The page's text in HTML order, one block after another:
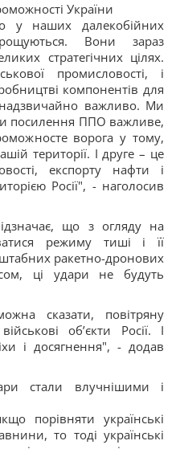
України
у наших далекобійних
Вони зараз
стратегічних цілях.
промисловості, і
компонентів для
важливо. Ми
посилення ППО важливе,
ворога у тому,
території. І друге – це
експорту нафти і
Росії", - наголосив
що з огляду на
режиму тиші і її
ракетно-дронових
ці удари не будуть
сказати, повітряну
об’єкти Росії. І
і досягнення", - додав
стали влучнішими і
порівняти українські
то тоді українські